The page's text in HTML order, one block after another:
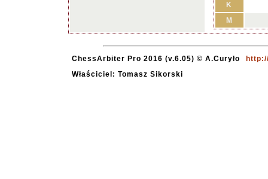
K
M
ChessArbiter Pro 2016 (v.6.05) © A.Curyło
Właściciel: Tomasz Sikorski